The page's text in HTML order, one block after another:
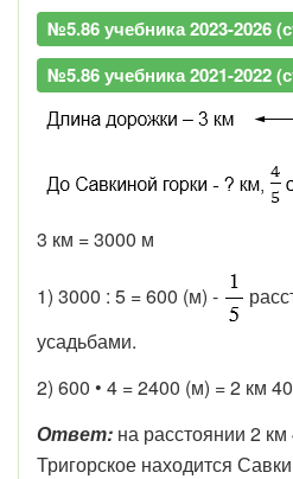
№5.86 учебника 2023-2026
№5.86 учебника 2021-2022
3 км = 3000 м
1) 3000 : 5 = 600 (м) -
усадьбами.
2) 600 • 4 = 2400 (м) = 2 км
Ответ: на расстоянии 2
Тригорское находится